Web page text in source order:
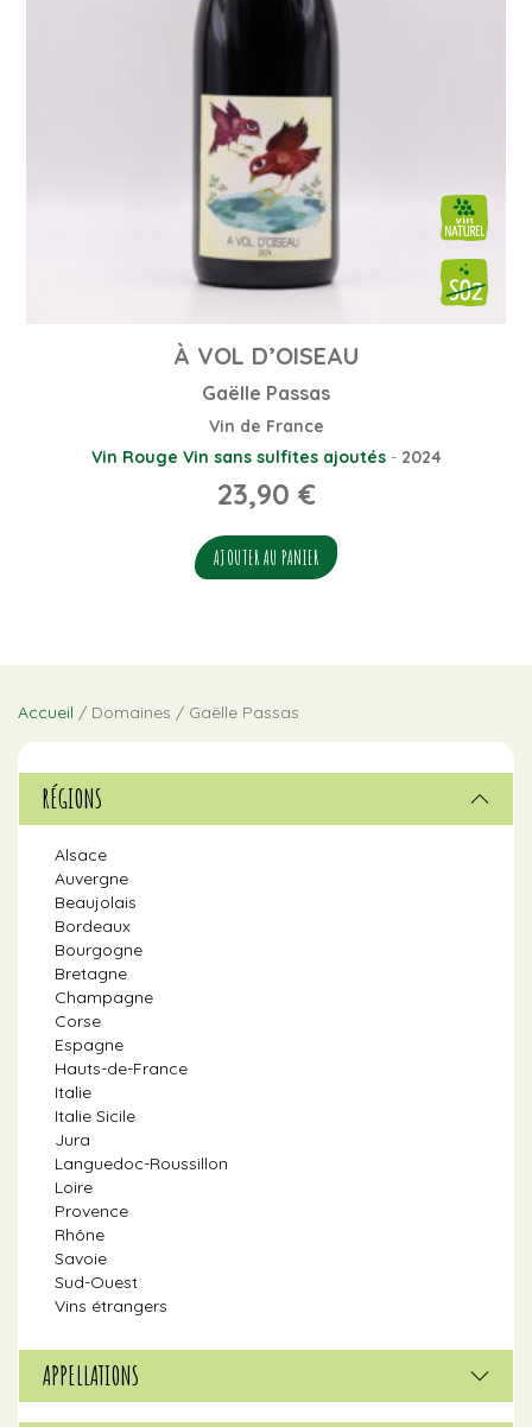
À VOL D’OISEAU
Gaëlle Passas
Vin de France
Vin Rouge Vin sans sulfites ajoutés- 2024
23,90 €
AJOUTER AU PANIER
Accueil / Domaines / Gaëlle Passas
RÉGIONS
Alsace
Auvergne
Beaujolais
Bordeaux
Bourgogne
Bretagne
Champagne
Corse
Espagne
Hauts-de-France
Italie
Italie Sicile
Jura
Languedoc-Roussillon
Loire
Provence
Rhône
Savoie
Sud-Ouest
Vins étrangers
APPELLATIONS